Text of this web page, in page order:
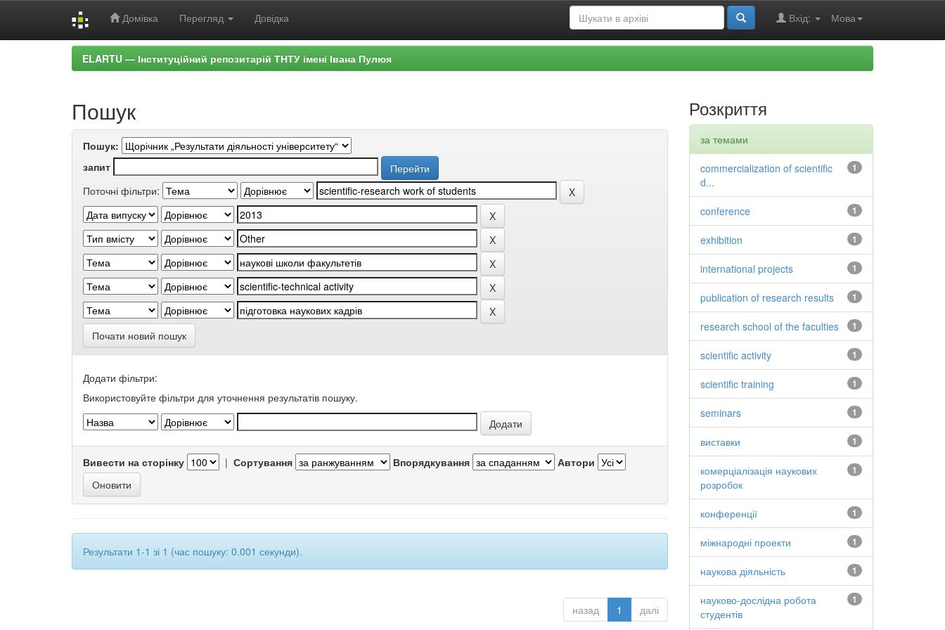
Домівка Перегляд Довідка Мова
Вхід:
ELARTU — Інституційний репозитарій ТНТУ імені Івана Пулюя
Пошук
Пошук:
запит
Поточні фільтри:
Почати новий пошук
Додати фільтри:
Використовуйте фільтри для уточнення результатів пошуку.
Вивести на сторінку | Сортування Впорядкування Автори
Результати 1-1 зі 1 (час пошуку: 0.001 секунди).
назад 1 далі
Розкриття
за темами
1
commercialization of scientific
d...
1
conference
1
exhibition
1
international projects
1
publication of research results
1
research school of the faculties
1
scientific activity
1
scientific training
1
seminars
1
виставки
1
комерціалізація наукових
розробок
1
конференції
1
міжнародні проекти
1
наукова діяльність
1
науково-дослідна робота
студентів